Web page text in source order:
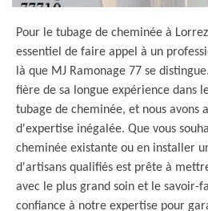
Pour le tubage de cheminée à
essentiel de faire appel à un
là que MJ Ramonage 77 se
fière de sa longue expérience dans
tubage de cheminée, et nous avons
d'expertise inégalée. Que vous
cheminée existante ou en installer
d'artisans qualifiés est prête à
avec le plus grand soin et le savoir-
confiance à notre expertise pour